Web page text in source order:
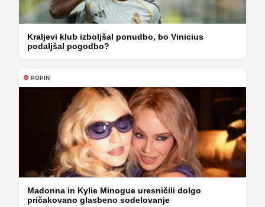
Kraljevi klub izboljšal ponudbo, bo Vinicius
podaljšal pogodbo?
POPIN
Madonna in Kylie Minogue uresničili dolgo
pričakovano glasbeno sodelovanje